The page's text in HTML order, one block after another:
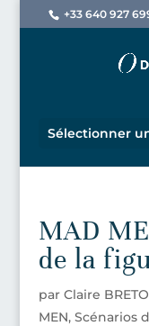
+33 640 927
Sélectionner
MAD
de la
par Claire
MEN, Scénarios